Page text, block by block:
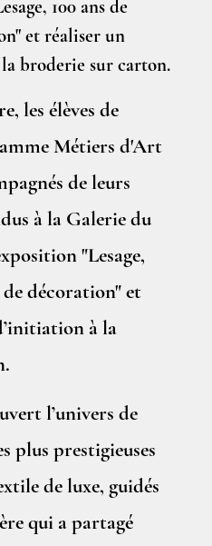
100 ans de
et réaliser un
broderie sur carton.
les élèves de
Métiers d'Art
de leurs
à la Galerie du
"Lesage,
de décoration" et
à la
l’univers de
plus prestigieuses
de luxe, guidés
qui a partagé